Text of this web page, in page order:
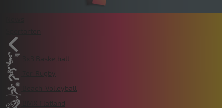
3x3 Basketball
7er-Rugby
Beach-Volleyball
BMX Flatland